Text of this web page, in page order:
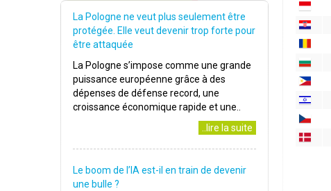
La Pologne ne veut plus seulement être
protégée. Elle veut devenir trop forte pour
être attaquée
La Pologne s’impose comme une grande
puissance européenne grâce à des
dépenses de défense record, une
croissance économique rapide et une..
..lire la suite
Le boom de l’IA est-il en train de devenir
une bulle ?